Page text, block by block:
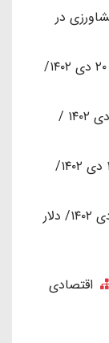
در
نرخ ارز ، دلار، سکه ، طلا امروز چهارشنبه ۲۰ دی ۱۴۰۲/
قیمت طلا، سکه و دلار امروز سه‌شنبه ۱۹ دی ۱۴۰۲ /
نرخ ارز، دلار، سکه و طلا امروز دوشنبه ۱۸ دی ۱۴۰۲/
قیمت طلا، سکه و دلار امروز یکشنبه ۱۷ دی ۱۴۰۲/ دلار
اقتصادی